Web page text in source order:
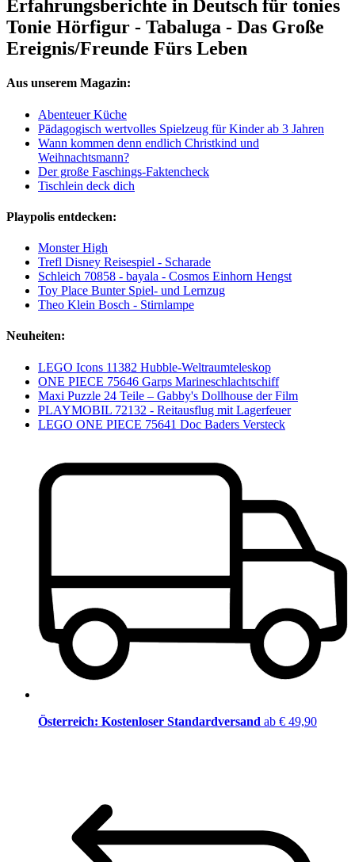
Erfahrungsberichte in Deutsch für tonies
Tonie Hörfigur - Tabaluga - Das Große
Ereignis/Freunde Fürs Leben
Aus unserem Magazin:
Abenteuer Küche
Pädagogisch wertvolles Spielzeug für Kinder ab 3 Jahren
Wann kommen denn endlich Christkind und
Weihnachtsmann?
Der große Faschings-Faktencheck
Tischlein deck dich
Playpolis entdecken:
Monster High
Trefl Disney Reisespiel - Scharade
Schleich 70858 - bayala - Cosmos Einhorn Hengst
Toy Place Bunter Spiel- und Lernzug
Theo Klein Bosch - Stirnlampe
Neuheiten:
LEGO Icons 11382 Hubble-Weltraumteleskop
ONE PIECE 75646 Garps Marineschlachtschiff
Maxi Puzzle 24 Teile – Gabby's Dollhouse der Film
PLAYMOBIL 72132 - Reitausflug mit Lagerfeuer
LEGO ONE PIECE 75641 Doc Baders Versteck
Österreich: Kostenloser Standardversand ab € 49,90